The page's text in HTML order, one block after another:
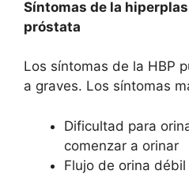
Síntomas de la
próstata
Los síntomas de la HBP
a graves. Los síntomas
Dificultad para
comenzar a orinar
Flujo de orina